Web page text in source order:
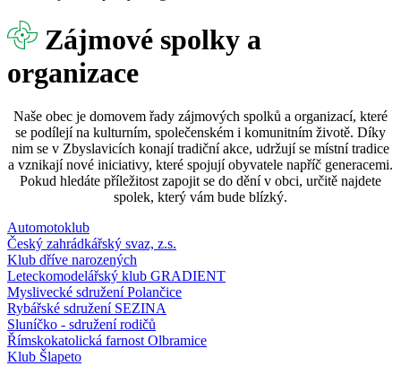
Zájmové spolky a
organizace
Naše obec je domovem řady zájmových spolků a organizací, které
se podílejí na kulturním, společenském i komunitním životě. Díky
nim se v Zbyslavicích konají tradiční akce, udržují se místní tradice
a vznikají nové iniciativy, které spojují obyvatele napříč generacemi.
Pokud hledáte příležitost zapojit se do dění v obci, určitě najdete
spolek, který vám bude blízký.
Automotoklub
Český zahrádkářský svaz, z.s.
Klub dříve narozených
Leteckomodelářský klub GRADIENT
Myslivecké sdružení Polančice
Rybářské sdružení SEZINA
Sluníčko - sdružení rodičů
Římskokatolická farnost Olbramice
Klub Šlapeto